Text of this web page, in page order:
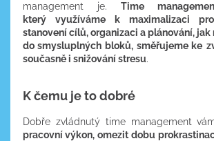
management je. Time
který využíváme k maximalizaci
stanovení cílů, organizaci a plánování,
do smysluplných bloků, směřujeme ke
současně i snižování stresu.
K čemu je to dobré
Dobře zvládnutý time management
pracovní výkon, omezit dobu